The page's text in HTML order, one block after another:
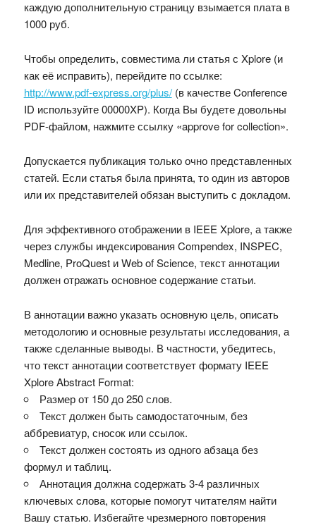
каждую дополнительную страницу взымается плата в
1000 руб.
Чтобы определить, совместима ли статья с Xplore (и
как её исправить), перейдите по ссылке:
http://www.pdf-express.org/plus/(в качестве Conference
ID используйте 00000XP). Когда Вы будете довольны
PDF-файлом, нажмите ссылку «approve for collection».
Допускается публикация только очно представленных
статей. Если статья была принята, то один из авторов
или их представителей обязан выступить с докладом.
Для эффективного отображении в IEEE Xplore, а также
через службы индексирования Compendex, INSPEC,
Medline, ProQuest и Web of Science, текст аннотации
должен отражать основное содержание статьи.
В аннотации важно указать основную цель, описать
методологию и основные результаты исследования, а
также сделанные выводы. В частности, убедитесь,
что текст аннотации соответствует формату IEEE
Xplore Abstract Format:
Размер от 150 до 250 слов.
Текст должен быть самодостаточным, без
аббревиатур, сносок или ссылок.
Текст должен состоять из одного абзаца без
формул и таблиц.
Аннотация должна содержать 3-4 различных
ключевых cлова, которые помогут читателям найти
Вашу статью. Избегайте чрезмерного повторения